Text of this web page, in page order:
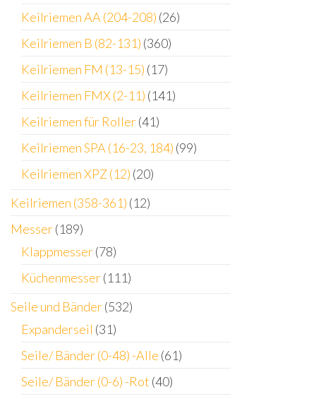
Keilriemen AA (204-208) (26)
Keilriemen B (82-131) (360)
Keilriemen FM (13-15) (17)
Keilriemen FMX (2-11) (141)
Keilriemen für Roller(41)
Keilriemen SPA (16-23, 184) (99)
Keilriemen XPZ (12) (20)
Keilriemen (358-361) (12)
Messer(189)
Klappmesser(78)
Küchenmesser(111)
Seile und Bänder(532)
Expanderseil (31)
Seile/ Bänder (0-48) -Alle (61)
Seile/ Bänder (0-6) -Rot (40)